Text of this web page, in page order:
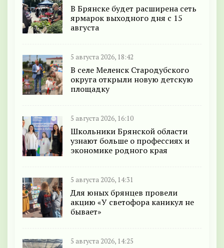
В Брянске будет расширена сеть
ярмарок выходного дня с 15
августа
5 августа 2026, 18:42
В селе Меленск Стародубского
округа открыли новую детскую
площадку
5 августа 2026, 16:10
Школьники Брянской области
узнают больше о профессиях и
экономике родного края
5 августа 2026, 14:31
Для юных брянцев провели
акцию «У светофора каникул не
бывает»
5 августа 2026, 14:25